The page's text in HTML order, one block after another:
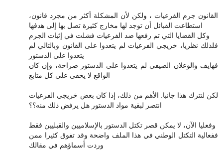
القانون جرم الفرعيات ، ولكن لأن المشكلة أكثر من مجرد قانون،
استطاعت القبائل أن توجد لها مخارج كثيرة تصل بها إلى هدفها
وكل القضايا التي تم رفعها ضد الفرعيات فشلت في إثبات الجرم
فلذلك نظريا، خريجي الفرعيات لم يتعدوا على القانون وبالتالي لم
يتعدوا على الدستور
فهايف والوعلان الصيفي لم يتعدوا على الدستور صراحة، وإن كان
الواقع لا يخفى على كل متابع
لكن لنترك هذا جانبا. الأهم من ذلك، إذا كان بعض خريجي الفرعيات
انتصر لبقية مواد الدستور هل يرفض ذلك منه؟؟
وفعليا الآن، لا يمكن قصر تكتل الدستور بالإسلاميين والقبليين فقط
ففعالية التكتل الوطني في هذا الملف واضحة وقد تفوق كثيرا ممن
وردت أسماؤهم في مقالك